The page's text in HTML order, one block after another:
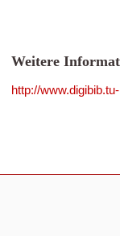
Weitere
http://